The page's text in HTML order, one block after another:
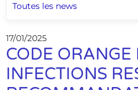
Toutes les news
17/01/2025
CODE ORANGE
INFECTIONS